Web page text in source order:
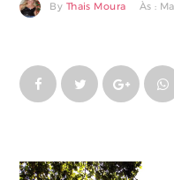
By Thais Moura Às :